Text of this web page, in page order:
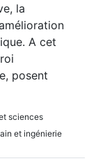
la
A cet
posent
sciences
et ingénierie